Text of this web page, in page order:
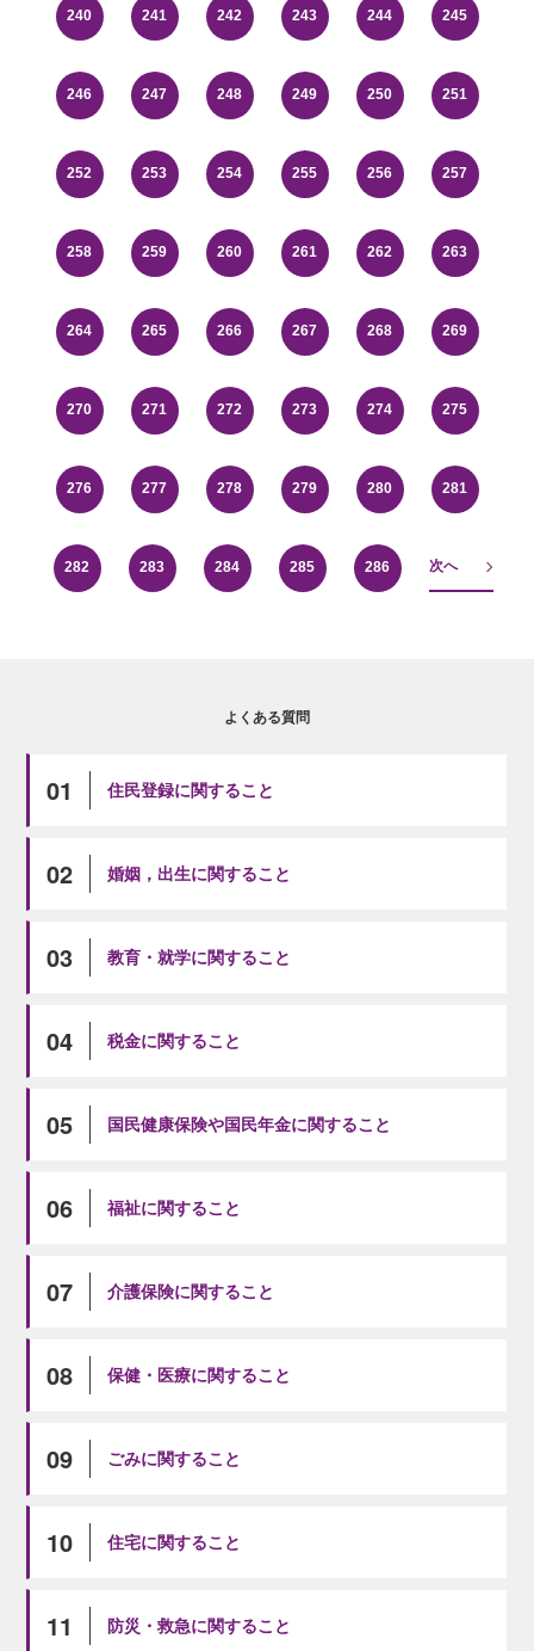
240 241 242 243 244 245
246 247 248 249 250 251
252 253 254 255 256 257
258 259 260 261 262 263
264 265 266 267 268 269
270 271 272 273 274 275
276 277 278 279 280 281
282 283 284 285 286 次へ
よくある質問
01 住民登録に関すること
02 婚姻，出生に関すること
03 教育・就学に関すること
04 税金に関すること
05 国民健康保険や国民年金に関すること
06 福祉に関すること
07 介護保険に関すること
08 保健・医療に関すること
09 ごみに関すること
10 住宅に関すること
11 防災・救急に関すること